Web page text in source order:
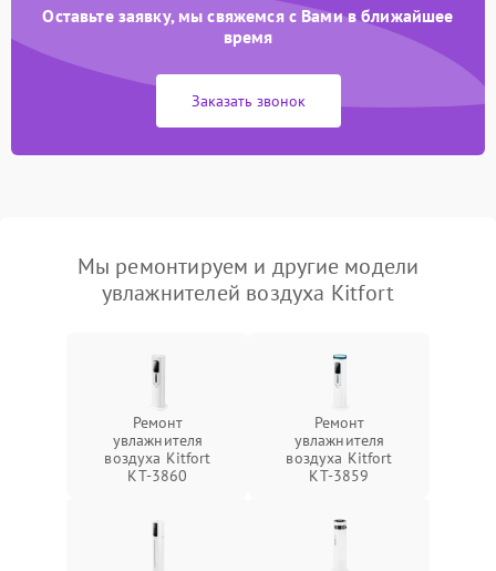
Оставьте заявку, мы свяжемся с Вами в ближайшее
время
Заказать звонок
Мы ремонтируем и другие модели
увлажнителей воздуха Kitfort
Ремонт
увлажнителя
воздуха Kitfort
КТ-3860
Ремонт
увлажнителя
воздуха Kitfort
КТ-3859